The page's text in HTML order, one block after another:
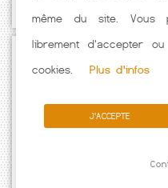
même du site. Vous
librement d'accepter
cookies.
Plus d'infos
J'ACCEPTE